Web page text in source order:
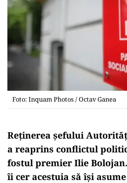
Foto: Inquam Photos / Octav Ganea
Reținerea șefului
a reaprins conflictul
fostul premier Ilie
îi cer acestuia să își